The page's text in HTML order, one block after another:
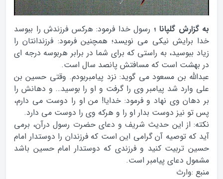
به گزارش گلپانا ؛ رسول خدا فرمود: هرکس فرزندش را ببوسد
خدا برایش نیکی می نویسد؛ همچنین فرمود: فرزندانتان را
زیاد ببوسید، به راستی که برای شما در برابر هربوسه درجه ای
در بهشت است که مسافتش پانصد سال است.
عبدالله بن مسعود می گوید: نزد پیامبربودم. وقتی حسین بن
علی وارد شد پیامبر وی را گرفت و او را بوسید… و دهانش را
بر دهان وی نهاد و فرمود: خدایا! من او را دوست می دارم،
پس تو نیز دوست بدار او را و هرکه وی را دوست می دارد.
نکته: از این حدیث شریف و دعای حضرت رسول درآن، برمی
آید که توصیه آن گرامی این است که فرزندان را دوستدار امام
حسین تربیت کنید و فرزندی که دوستدار امام حسین باشد
مشمول دعای پیامبر است.
منبع :وارث